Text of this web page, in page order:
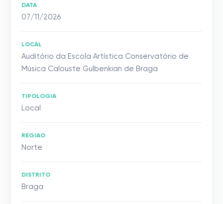
DATA
07/11/2026
LOCAL
Auditório da Escola Artística Conservatório de
Música Calouste Gulbenkian de Braga
TIPOLOGIA
Local
REGIAO
Norte
DISTRITO
Braga